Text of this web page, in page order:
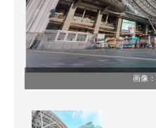
AI活用のいまが分かる
企業ITのトレンドを詳説
経営リーダーのコミュニティ
マーケ×ITの今がよく分かる
画像：